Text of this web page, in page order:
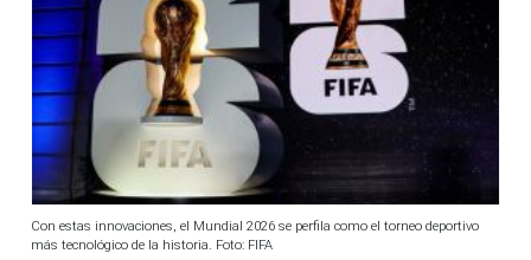
Con estas innovaciones, el Mundial 2026 se perfila como el torneo deportivo
más tecnológico de la historia. Foto: FIFA